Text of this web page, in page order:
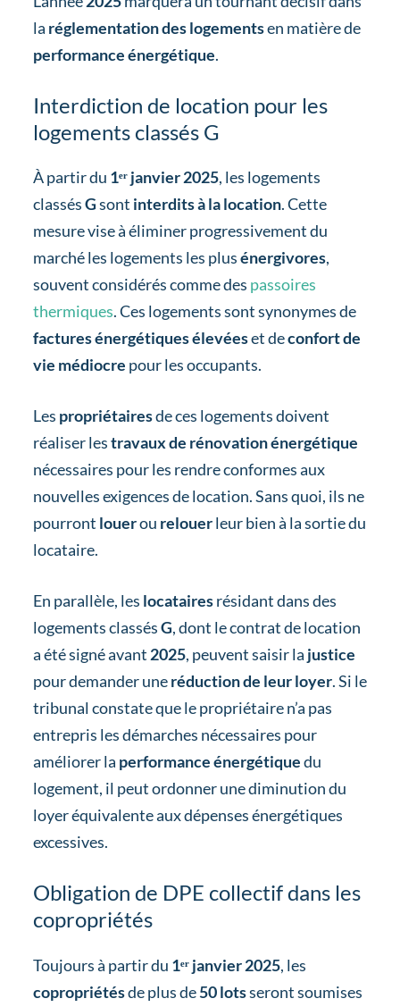
la réglementation des logementsen matière de
performance énergétique.
Interdiction de location pour les
logements classés G
À partir du 1ᵉʳ janvier 2025, les logements
classésGsont interdits à la location. Cette
mesure vise à éliminer progressivement du
marché les logements les plusénergivores,
souvent considérés comme des passoires
thermiques. Ces logements sont synonymes de
factures énergétiques élevéeset deconfort de
vie médiocre pour les occupants.
Les propriétairesde ces logements doivent
réaliser lestravaux de rénovation énergétique
nécessaires pour les rendre conformes aux
nouvelles exigences de location. Sans quoi, ils ne
pourront louerou relouerleur bien à la sortie du
locataire.
En parallèle, les locatairesrésidant dans des
logements classésG, dont le contrat de location
a été signé avant 2025, peuvent saisir la justice
pour demander uneréduction de leur loyer. Si le
tribunal constate que le propriétaire n’a pas
entrepris les démarches nécessaires pour
améliorer la performance énergétiquedu
logement, il peut ordonner une diminution du
loyer équivalente aux dépenses énergétiques
excessives.
Obligation de DPE collectif dans les
copropriétés
Toujours à partir du 1ᵉʳ janvier 2025, les
copropriétésde plus de50 lotsseront soumises